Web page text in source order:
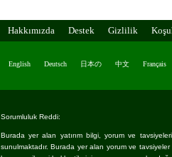
Hakkımızda Destek Gizlilik
English Deutsch 日本の 中文 Français
Sorumluluk Reddi:
Burada yer alan yatırım bilgi, yorum ve
sunulmaktadır. Burada yer alan yorum ve